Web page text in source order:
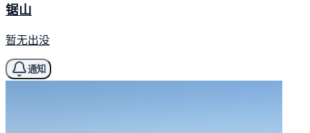
锯山
暂无出没
通知